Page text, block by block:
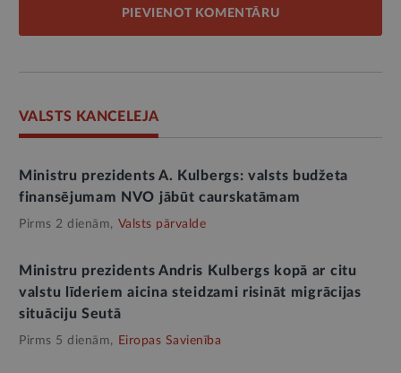
PIEVIENOT KOMENTĀRU
VALSTS KANCELEJA
Ministru prezidents A. Kulbergs: valsts budžeta
finansējumam NVO jābūt caurskatāmam
Pirms 2 dienām, Valsts pārvalde
Ministru prezidents Andris Kulbergs kopā ar citu
valstu līderiem aicina steidzami risināt migrācijas
situāciju Seutā
Pirms 5 dienām, Eiropas Savienība